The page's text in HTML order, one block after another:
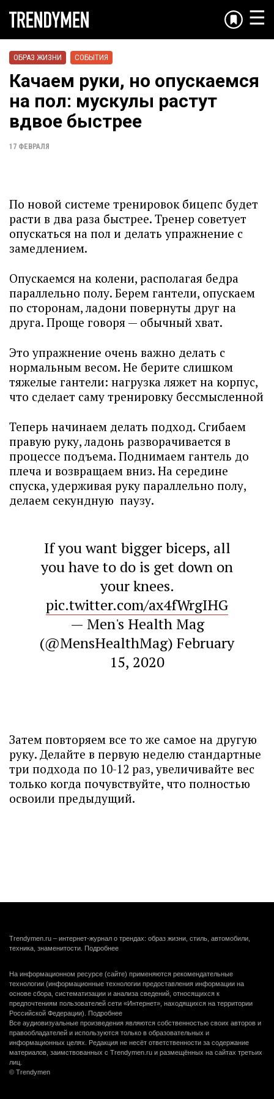
☰
ОБРАЗ ЖИЗНИ СОБЫТИЯ
Качаем руки, но опускаемся
на пол: мускулы растут
вдвое быстрее
17 ФЕВРАЛЯ
По новой системе тренировок бицепс будет
расти в два раза быстрее. Тренер советует
опускаться на пол и делать упражнение с
замедлением.
Опускаемся на колени, располагая бедра
параллельно полу. Берем гантели, опускаем
по сторонам, ладони повернуты друг на
друга. Проще говоря — обычный хват.
Это упражнение очень важно делать с
нормальным весом. Не берите слишком
тяжелые гантели: нагрузка ляжет на корпус,
что сделает саму тренировку бессмысленной
Теперь начинаем делать подход. Сгибаем
правую руку, ладонь разворачивается в
процессе подъема. Поднимаем гантель до
плеча и возвращаем вниз. На середине
спуска, удерживая руку параллельно полу,
делаем секундную паузу.
If you want bigger biceps, all
you have to do is get down on
your knees.
pic.twitter.com/ax4fWrgIHG
— Men's Health Mag
(@MensHealthMag) February
15, 2020
Затем повторяем все то же самое на другую
руку. Делайте в первую неделю стандартные
три подхода по 10-12 раз, увеличивайте вес
только когда почувствуйте, что полностью
освоили предыдущий.
Trendymen.ru – интернет-журнал о трендах: образ жизни, стиль, автомобили,
техника, знаменитости. Подробнее
На информационном ресурсе (сайте) применяются рекомендательные
технологии (информационные технологии предоставления информации на
основе сбора, систематизации и анализа сведений, относящихся к
предпочтениям пользователей сети «Интернет», находящихся на территории
Российской Федерации). Подробнее
Все аудиовизуальные произведения являются собственностью своих авторов и
правообладателей и используются только в образовательных и
информационных целях. Редакция не несёт ответственности за содержание
материалов, заимствованных с Trendymen.ru и размещённых на сайтах третьих
лиц.
© Trendymen